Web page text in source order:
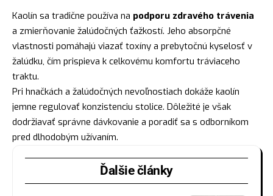
Kaolín sa tradične používa na podporu zdravého trávenia
a zmierňovanie žalúdočných ťažkostí. Jeho absorpčné
vlastnosti pomáhajú viazať toxíny a prebytočnú kyselosť v
žalúdku, čím prispieva k celkovému komfortu tráviaceho
traktu.
Pri hnačkách a žalúdočných nevoľnostiach dokáže kaolín
jemne regulovať konzistenciu stolice. Dôležité je však
dodržiavať správne dávkovanie a poradiť sa s odborníkom
pred dlhodobým užívaním.
Ďalšie články